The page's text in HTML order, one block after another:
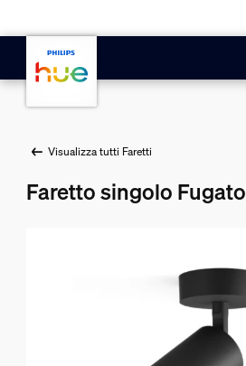
Visualizza tutti Faretti
Faretto singolo Fugato